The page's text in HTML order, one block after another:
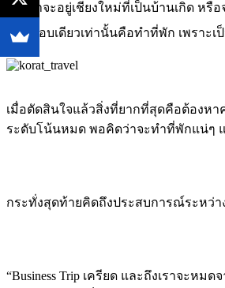
“คิดว่าจะอยู่เชียงใหม่ที่เป็นบ้านเกิด ห
มีคำตอบเดียวเท่านั้นคือทำที่พัก เพราะเป็
เมื่อตัดสินใจแล้วสิ่งที่ยากที่สุดคือต้องหา
ระดับโน้นหมด พอคิดว่าจะทำที่พักแน่ๆ แ
กระทั่งสุดท้ายคิดถึงประสบการณ์ระหว่าง
“Business Trip เครียด และถึงเราจะ